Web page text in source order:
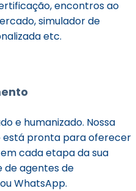
encontros ao
simulador de
etc.
e humanizado. Nossa
está pronta para oferecer
cada etapa da sua
de agentes de
WhatsApp.